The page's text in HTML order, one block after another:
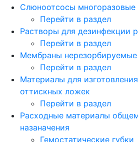
Слюноотсосы многоразовые
Перейти в раздел
Растворы для дезинфекции
Перейти в раздел
Мембраны нерезорбируемые
Перейти в раздел
Материалы для
оттискных ложек
Перейти в раздел
Расходные материалы
назаначения
Гемостатические губки